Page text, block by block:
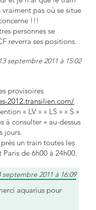
pas où se situe
!!!
personnes se
reverra ses positions.
13 septembre 2011 à 15:02
provisoires
2012.transilien.com/
« LV » « LS » « S »
à consulter » au-dessus
jours.
un train toutes les
de 6h00 à 24h00.
septembre 2011 à 16:09
aquarius pour